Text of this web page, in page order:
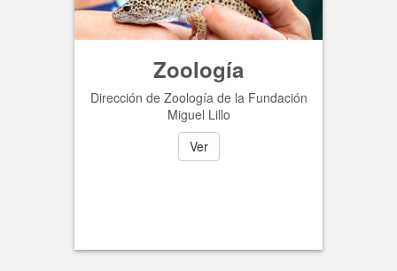
Zoología
Dirección de Zoología de la Fundación
Miguel Lillo
Ver